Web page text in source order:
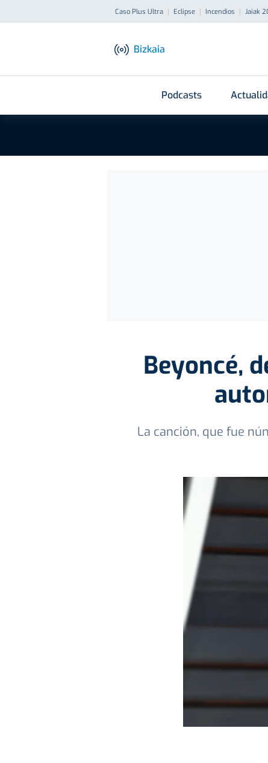
Caso Plus Ultra Eclipse Incendios Jaiak
Bizkaia
Podcasts
Beyoncé,
La canción, que fue